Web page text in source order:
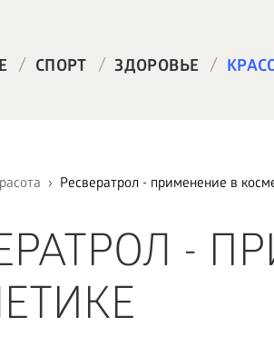
/ СПОРТ / ЗДОРОВЬЕ /
Ресвератрол - применение в
-